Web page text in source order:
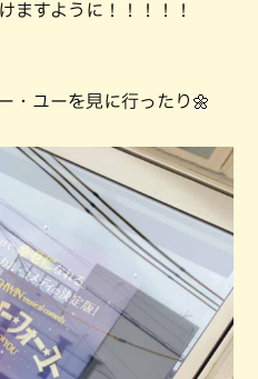
ますように！！！！！
・ユーを見に行ったり🌼